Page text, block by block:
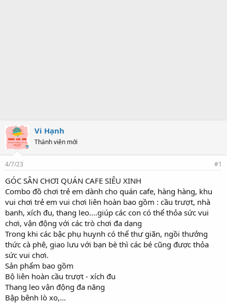
Vi Hạnh
Thành viên mới
4/7/23 #1
GÓC SÂN CHƠI QUÁN CAFE SIÊU XINH
Combo đồ chơi trẻ em dành cho quán cafe, hàng hàng, khu
vui chơi trẻ em vui chơi liên hoàn bao gồm : cầu trượt, nhà
banh, xích đu, thang leo....giúp các con có thể thỏa sức vui
chơi, vận động với các trò chơi đa dạng
Trong khi các bậc phụ huynh có thể thư giãn, ngồi thưởng
thức cà phê, giao lưu với bạn bè thì các bé cũng được thỏa
sức vui chơi.
Sản phẩm bao gồm
Bộ liên hoàn cầu trượt - xích đu
Thang leo vận động đa năng
Bập bênh lò xo,...